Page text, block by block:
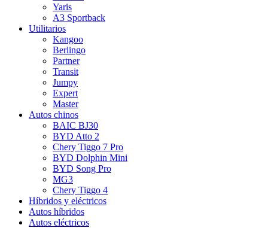
Yaris
A3 Sportback
Utilitarios
Kangoo
Berlingo
Partner
Transit
Jumpy
Expert
Master
Autos chinos
BAIC BJ30
BYD Atto 2
Chery Tiggo 7 Pro
BYD Dolphin Mini
BYD Song Pro
MG3
Chery Tiggo 4
Híbridos y eléctricos
Autos híbridos
Autos eléctricos